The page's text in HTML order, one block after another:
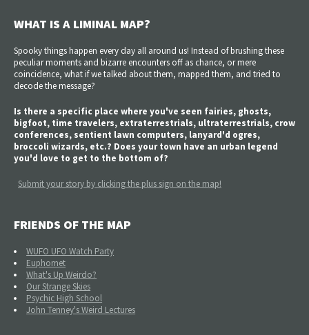
WHAT IS A LIMINAL MAP?
Spooky things happen every day all around us! Instead of brushing these
peculiar moments and bizarre encounters off as chance, or mere
coincidence, what if we talked about them, mapped them, and tried to
decode the message?
Is there a specific place where you've seen fairies, ghosts,
bigfoot, time travelers, extraterrestrials, ultraterrestrials, crow
conferences, sentient lawn computers, lanyard'd ogres,
broccoli wizards, etc.? Does your town have an urban legend
you'd love to get to the bottom of?
Submit your story by clicking the plus sign on the map!
FRIENDS OF THE MAP
WUFO UFO Watch Party
Euphomet
What's Up Weirdo?
Our Strange Skies
Psychic High School
John Tenney's Weird Lectures